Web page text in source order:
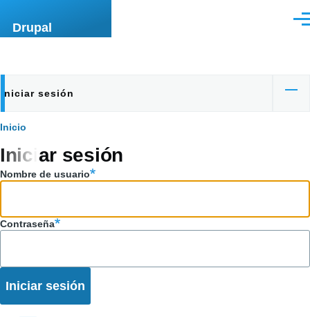
Drupal
Solapas
principales
Iniciar sesión
Ruta
de
navegación
Inicio
Iniciar sesión
Nombre de usuario
Contraseña